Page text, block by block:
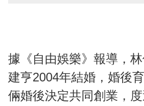
據《自由娛樂》報導，
建亨2004年結婚，婚後
倆婚後決定共同創業，度